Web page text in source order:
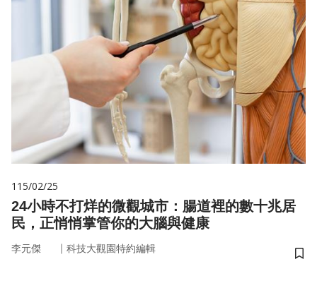
115/02/25
24小時不打烊的微觀城市：腸道裡的數十兆居
民，正悄悄掌管你的大腦與健康
李元傑 ｜ 科技大觀園特約編輯
儲